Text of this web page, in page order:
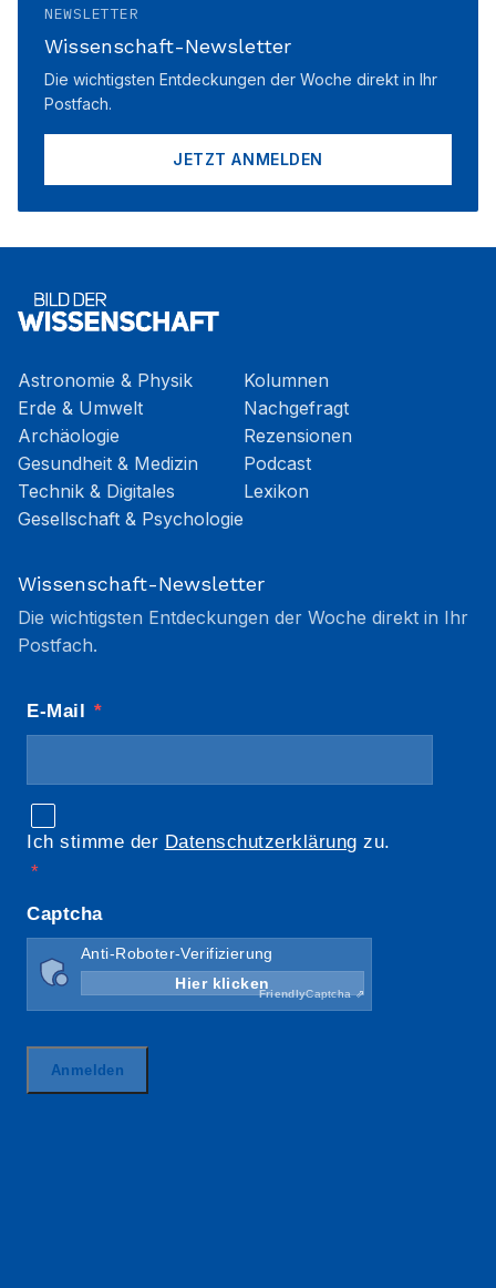
NEWSLETTER
Wissenschaft-Newsletter
Die wichtigsten Entdeckungen der Woche direkt in Ihr
Postfach.
JETZT ANMELDEN
Astronomie & Physik
Erde & Umwelt
Archäologie
Gesundheit & Medizin
Technik & Digitales
Gesellschaft & Psychologie
Kolumnen
Nachgefragt
Rezensionen
Podcast
Lexikon
Wissenschaft-Newsletter
Die wichtigsten Entdeckungen der Woche direkt in Ihr
Postfach.